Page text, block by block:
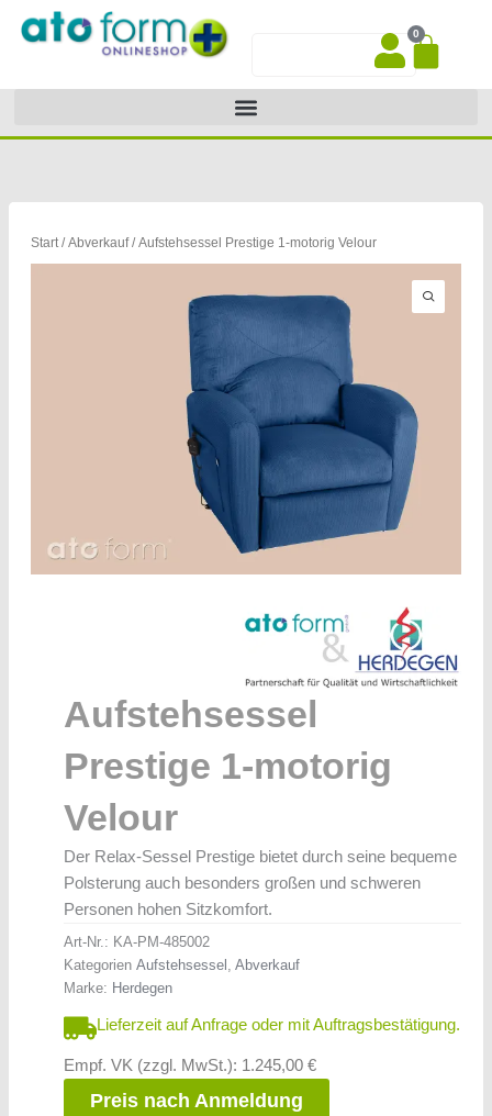
Inhalt
0
Start/Abverkauf/ Aufstehsessel Prestige 1-motorig Velour
Aufstehsessel
Prestige 1-motorig
Velour
Der Relax-Sessel Prestige bietet durch seine bequeme
Polsterung auch besonders großen und schweren
Personen hohen Sitzkomfort.
Art-Nr.: KA-PM-485002
Kategorien Aufstehsessel , Abverkauf
Marke: Herdegen
Lieferzeit auf Anfrage oder mit Auftragsbestätigung.
Empf. VK (zzgl. MwSt.): 1.245,00 €
Preis nach Anmeldung